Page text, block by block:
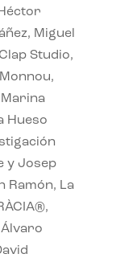
Miguel
Studio,
Marina
Hueso
y Josep
Ramón, La